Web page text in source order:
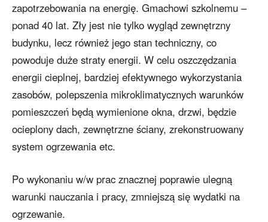
zapotrzebowania na energię. Gmachowi szkolnemu –
ponad 40 lat. Zły jest nie tylko wygląd zewnętrzny
budynku, lecz również jego stan techniczny, co
powoduje duże straty energii. W celu oszczędzania
energii cieplnej, bardziej efektywnego wykorzystania
zasobów, polepszenia mikroklimatycznych warunków
pomieszczeń będą wymienione okna, drzwi, będzie
ocieplony dach, zewnętrzne ściany, zrekonstruowany
system ogrzewania etc.
Po wykonaniu w/w prac znacznej poprawie ulegną
warunki nauczania i pracy, zmniejszą się wydatki na
ogrzewanie.